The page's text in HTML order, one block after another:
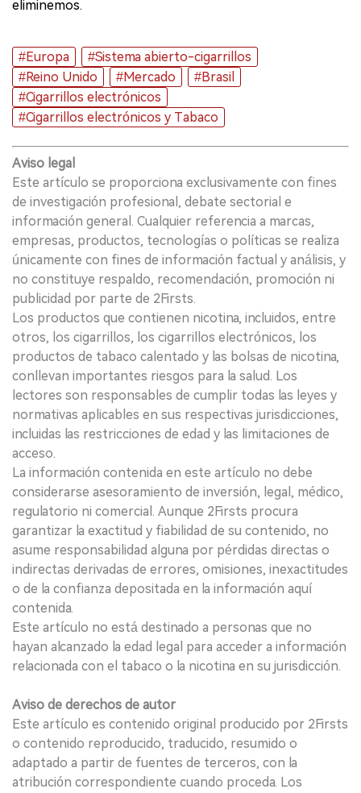
eliminemos.
#Europa
#Sistema abierto-cigarrillos
#Reino Unido
#Mercado
#Brasil
#Cigarrillos electrónicos
#Cigarrillos electrónicos y Tabaco
Aviso legal
Este artículo se proporciona exclusivamente con fines
de investigación profesional, debate sectorial e
información general. Cualquier referencia a marcas,
empresas, productos, tecnologías o políticas se realiza
únicamente con fines de información factual y análisis, y
no constituye respaldo, recomendación, promoción ni
publicidad por parte de 2Firsts.
Los productos que contienen nicotina, incluidos, entre
otros, los cigarrillos, los cigarrillos electrónicos, los
productos de tabaco calentado y las bolsas de nicotina,
conllevan importantes riesgos para la salud. Los
lectores son responsables de cumplir todas las leyes y
normativas aplicables en sus respectivas jurisdicciones,
incluidas las restricciones de edad y las limitaciones de
acceso.
La información contenida en este artículo no debe
considerarse asesoramiento de inversión, legal, médico,
regulatorio ni comercial. Aunque 2Firsts procura
garantizar la exactitud y fiabilidad de su contenido, no
asume responsabilidad alguna por pérdidas directas o
indirectas derivadas de errores, omisiones, inexactitudes
o de la confianza depositada en la información aquí
contenida.
Este artículo no está destinado a personas que no
hayan alcanzado la edad legal para acceder a información
relacionada con el tabaco o la nicotina en su jurisdicción.
Aviso de derechos de autor
Este artículo es contenido original producido por 2Firsts
o contenido reproducido, traducido, resumido o
adaptado a partir de fuentes de terceros, con la
atribución correspondiente cuando proceda. Los